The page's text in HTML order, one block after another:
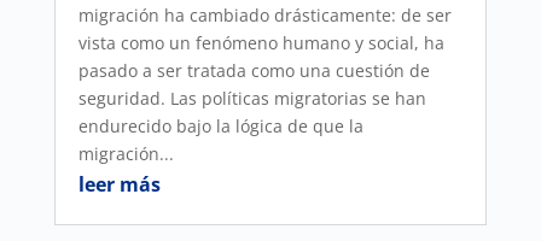
migración ha cambiado drásticamente: de ser
vista como un fenómeno humano y social, ha
pasado a ser tratada como una cuestión de
seguridad. Las políticas migratorias se han
endurecido bajo la lógica de que la
migración...
leer más